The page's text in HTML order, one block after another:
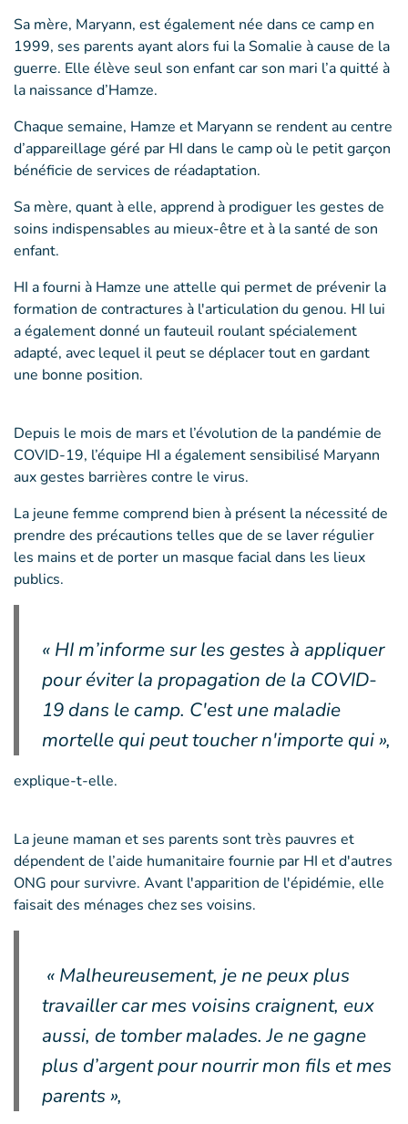
Sa mère, Maryann, est également née dans ce camp en
1999, ses parents ayant alors fui la Somalie à cause de la
guerre. Elle élève seul son enfant car son mari l’a quitté à
la naissance d’Hamze.
Chaque semaine, Hamze et Maryann se rendent au centre
d’appareillage géré par HI dans le camp où le petit garçon
bénéficie de services de réadaptation.
Sa mère, quant à elle, apprend à prodiguer les gestes de
soins indispensables au mieux-être et à la santé de son
enfant.
HI a fourni à Hamze une attelle qui permet de prévenir la
formation de contractures à l'articulation du genou. HI lui
a également donné un fauteuil roulant spécialement
adapté, avec lequel il peut se déplacer tout en gardant
une bonne position.
Depuis le mois de mars et l’évolution de la pandémie de
COVID-19, l’équipe HI a également sensibilisé Maryann
aux gestes barrières contre le virus.
La jeune femme comprend bien à présent la nécessité de
prendre des précautions telles que de se laver régulier
les mains et de porter un masque facial dans les lieux
publics.
« HI m’informe sur les gestes à appliquer
pour éviter la propagation de la COVID-
19 dans le camp. C'est une maladie
mortelle qui peut toucher n'importe qui »,
explique-t-elle.
La jeune maman et ses parents sont très pauvres et
dépendent de l’aide humanitaire fournie par HI et d'autres
ONG pour survivre. Avant l'apparition de l'épidémie, elle
faisait des ménages chez ses voisins.
« Malheureusement, je ne peux plus
travailler car mes voisins craignent, eux
aussi, de tomber malades. Je ne gagne
plus d’argent pour nourrir mon fils et mes
parents »,